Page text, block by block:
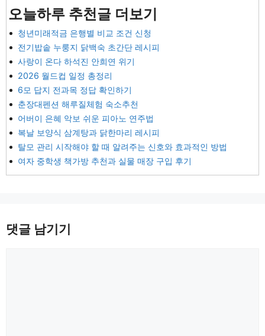
오늘하루 추천글 더보기
청년미래적금 은행별 비교 조건 신청
전기밥솥 누룽지 닭백숙 초간단 레시피
사랑이 온다 하석진 안희연 위기
2026 월드컵 일정 총정리
6모 답지 전과목 정답 확인하기
춘장대펜션 해루질체험 숙소추천
어버이 은혜 악보 쉬운 피아노 연주법
복날 보양식 삼계탕과 닭한마리 레시피
탈모 관리 시작해야 할 때 알려주는 신호와 효과적인 방법
여자 중학생 책가방 추천과 실물 매장 구입 후기
댓글 남기기